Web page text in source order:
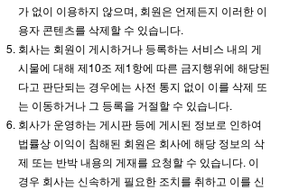
가 없이 이용하지 않으며, 회원은 언제든지 이러한 이
용자 콘텐츠를 삭제할 수 있습니다.
회사는 회원이 게시하거나 등록하는 서비스 내의 게
시물에 대해 제10조 제1항에 따른 금지행위에 해당된
다고 판단되는 경우에는 사전 통지 없이 이를 삭제 또
는 이동하거나 그 등록을 거절할 수 있습니다.
회사가 운영하는 게시판 등에 게시된 정보로 인하여
법률상 이익이 침해된 회원은 회사에 해당 정보의 삭
제 또는 반박 내용의 게재를 요청할 수 있습니다. 이
경우 회사는 신속하게 필요한 조치를 취하고 이를 신